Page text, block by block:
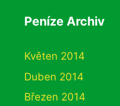
Peníze Archiv
Květen 2014
Duben 2014
Březen 2014